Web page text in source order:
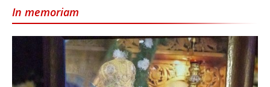
In memoriam